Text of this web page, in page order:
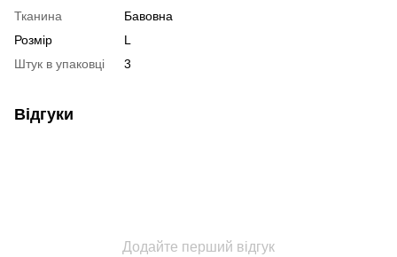
Тканина
Бавовна
Розмір
L
Штук в упаковці
3
Відгуки
Додайте перший відгук